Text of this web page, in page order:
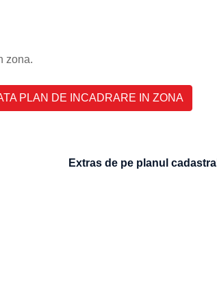
zona.
PLAN DE INCADRARE IN ZONA
Extras de pe planul cadastral